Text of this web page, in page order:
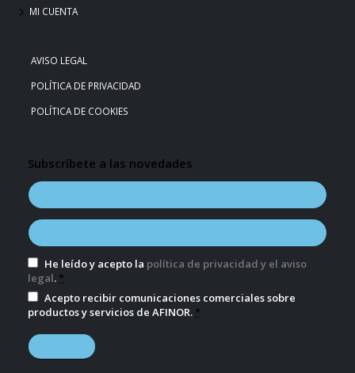
MI CUENTA
AVISO LEGAL
POLÍTICA DE PRIVACIDAD
POLÍTICA DE COOKIES
Subscríbete a las novedades
He leído y acepto la política de privacidad y el aviso
legal. *
Acepto recibir comunicaciones comerciales sobre
productos y servicios de AFINOR. *